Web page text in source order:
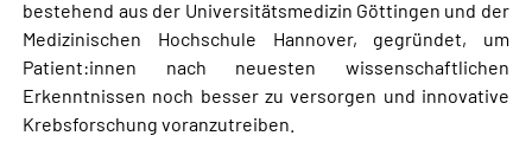
bestehend aus der Universitätsmedizin Göttingen und der
Medizinischen Hochschule Hannover, gegründet, um
Patient:innen nach neuesten wissenschaftlichen
Erkenntnissen noch besser zu versorgen und innovative
Krebsforschung voranzutreiben.